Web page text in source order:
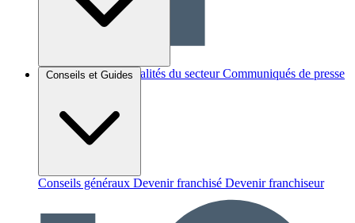
Brèves et actus Actualités du secteur Communiqués de presse
Conseils et Guides
Conseils généraux Devenir franchisé Devenir franchiseur